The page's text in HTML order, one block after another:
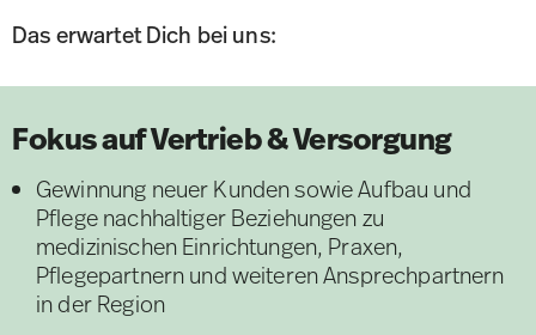
Das erwartet Dich bei uns:
Fokus auf Vertrieb & Versorgung
Gewinnung neuer Kunden sowie Aufbau und
Pflege nachhaltiger Beziehungen zu
medizinischen Einrichtungen, Praxen,
Pflegepartnern und weiteren Ansprechpartnern
in der Region